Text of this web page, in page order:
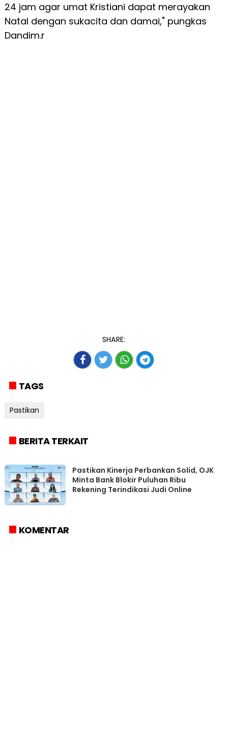
24 jam agar umat Kristiani dapat merayakan
Natal dengan sukacita dan damai," pungkas
Dandim.r
SHARE:
TAGS
Pastikan
BERITA TERKAIT
Pastikan Kinerja Perbankan Solid, OJK
Minta Bank Blokir Puluhan Ribu
Rekening Terindikasi Judi Online
KOMENTAR